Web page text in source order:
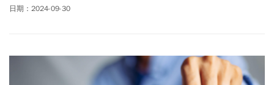
指更是驟漲15.36%，陸股一天成交金額超過11兆元，刷新歷史紀
步湧入，繼續推升股價。
日期：2024-09-30